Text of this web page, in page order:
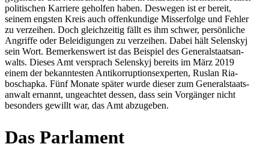
poli­ti­schen Kar­riere gehol­fen haben. Des­we­gen ist er bereit,
seinem engsten Kreis auch offen­kun­dige Miss­erfolge und Fehler
zu ver­zei­hen. Doch gleich­zei­tig fällt es ihm schwer, per­sön­li­che
Angriffe oder Belei­di­gun­gen zu ver­zei­hen. Dabei hält Selen­skyj
sein Wort. Bemer­kens­wert ist das Bei­spiel des Gene­ral­staats­an­
walts. Dieses Amt ver­sprach Selen­skyj bereits im März 2019
einem der bekann­tes­ten Anti­kor­rup­ti­ons­exper­ten, Ruslan Ria­
boschapka. Fünf Monate später wurde dieser zum Gene­ral­staats­
an­walt ernannt, unge­ach­tet dessen, dass sein Vor­gän­ger nicht
beson­ders gewillt war, das Amt abzugeben.
Das Par­la­ment